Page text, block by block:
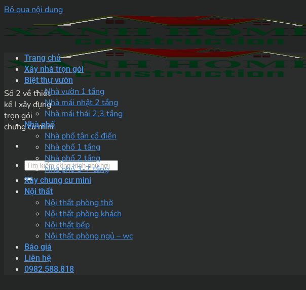
Bỏ qua nội dung
Số 2 về thiết
kế I xây dựng
trọn gói
chung cư mini
Trang chủ
Xây nhà trọn gói
Biệt thự vườn
Nhà vườn 1 tầng
Nhà mái nhật 2 tầng
Nhà mái thái 2,3 tầng
Nhà phố
Nhà phố tân cổ điển
Nhà phố 1 tầng
Nhà phố 2 tầng
Nhà phố 3-7 tầng
Xây chung cư mini
Nội thất
Nội thất phòng thờ
Nội thất phòng khách
Nội thất bếp
Nội thất phòng ngủ – wc
Báo giá
Liên hệ
0982.588.818